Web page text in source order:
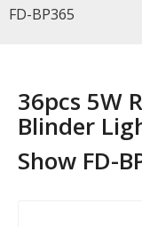
FD-BP365
36pcs 5W
Blinder
Show FD-